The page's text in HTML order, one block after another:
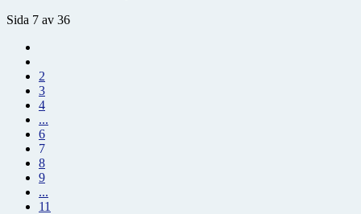
Sida 7 av 36
2
3
4
...
6
7
8
9
...
11